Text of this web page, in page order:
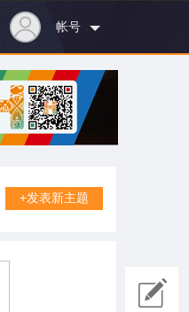
帐号
+发表新主题